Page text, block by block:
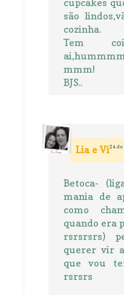
cupcakes
são
cozinha.
Tem
mmm!
BJS..
Lia e Vi24 de
Betoca-
mania de
como
quando era
rsrsrsrs)
querer vir
que vou
rsrsrs